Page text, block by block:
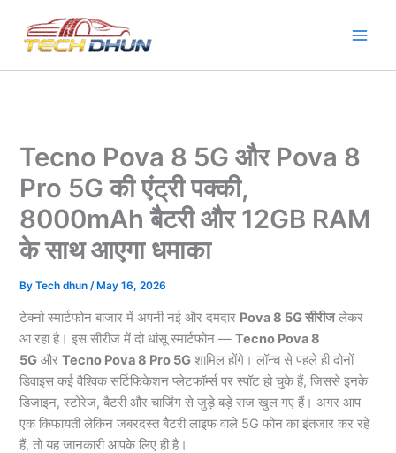
content
Tecno Pova 8 5G और Pova 8
Pro 5G की एंट्री पक्की,
8000mAh बैटरी और 12GB RAM
के साथ आएगा धमाका
ByTech dhun/ May 16, 2026
टेक्नो स्मार्टफोन बाजार में अपनी नई और दमदार Pova 8 5G सीरीजलेकर
आ रहा है। इस सीरीज में दो धांसू स्मार्टफोन —Tecno Pova 8
5G औरTecno Pova 8 Pro 5G शामिल होंगे। लॉन्च से पहले ही दोनों
डिवाइस कई वैश्विक सर्टिफिकेशन प्लेटफॉर्म्स पर स्पॉट हो चुके हैं, जिससे इनके
डिजाइन, स्टोरेज, बैटरी और चार्जिंग से जुड़े बड़े राज खुल गए हैं। अगर आप
एक किफायती लेकिन जबरदस्त बैटरी लाइफ वाले 5G फोन का इंतजार कर रहे
हैं, तो यह जानकारी आपके लिए ही है।